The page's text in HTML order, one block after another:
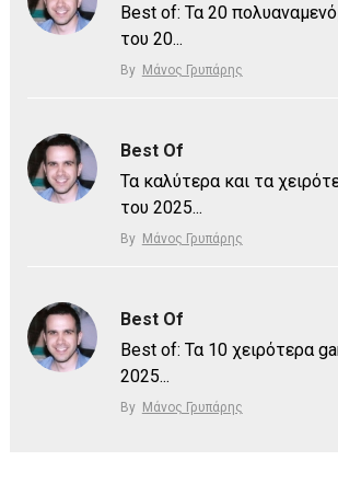
Best of: Τα 20
του 20...
By Μάνος Γρυπάρης
Best Of
Τα καλύτερα και τα
του 2025...
By Μάνος Γρυπάρης
Best Of
Best of: Τα 10 χειρότερα
2025...
By Μάνος Γρυπάρης